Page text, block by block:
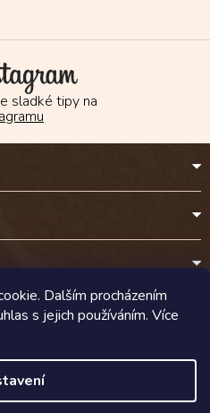
Dalším procházením
s jejich používáním. Více
sladké tipy na